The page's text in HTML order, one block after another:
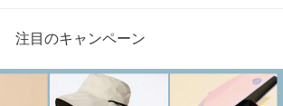
注目のキャンペーン